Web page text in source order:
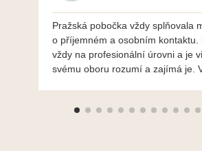
Pražská pobočka vždy splňovala
o příjemném a osobním kontaktu.
vždy na profesionální úrovni a je
svému oboru rozumí a zajímá je.
výběru, jak už bylo napsáno - na